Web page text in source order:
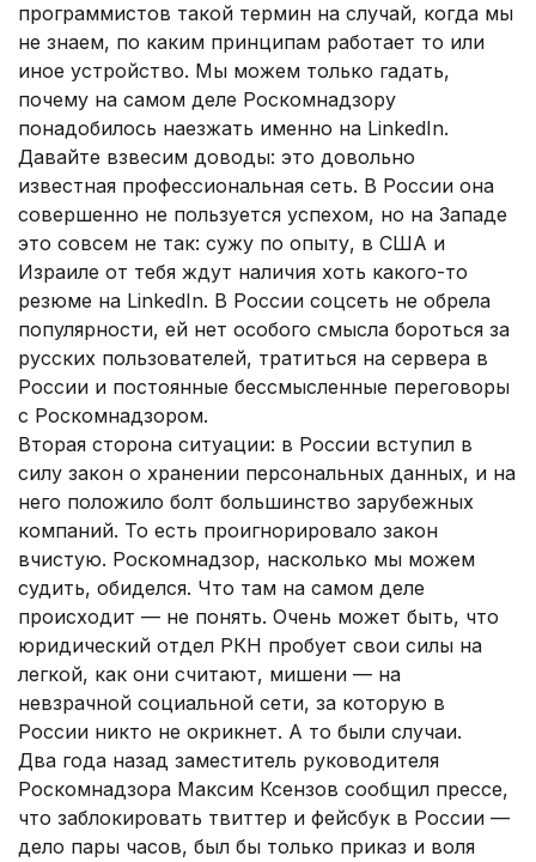
программистов такой термин на случай, когда мы
не знаем, по каким принципам работает то или
иное устройство. Мы можем только гадать,
почему на самом деле Роскомнадзору
понадобилось наезжать именно на LinkedIn.
Давайте взвесим доводы: это довольно
известная профессиональная сеть. В России она
совершенно не пользуется успехом, но на Западе
это совсем не так: сужу по опыту, в США и
Израиле от тебя ждут наличия хоть какого-то
резюме на LinkedIn. В России соцсеть не обрела
популярности, ей нет особого смысла бороться за
русских пользователей, тратиться на сервера в
России и постоянные бессмысленные переговоры
с Роскомнадзором.
Вторая сторона ситуации: в России вступил в
силу закон о хранении персональных данных, и на
него положило болт большинство зарубежных
компаний. То есть проигнорировало закон
вчистую. Роскомнадзор, насколько мы можем
судить, обиделся. Что там на самом деле
происходит — не понять. Очень может быть, что
юридический отдел РКН пробует свои силы на
легкой, как они считают, мишени — на
невзрачной социальной сети, за которую в
России никто не окрикнет. А то были случаи.
Два года назад заместитель руководителя
Роскомнадзора Максим Ксензов сообщил прессе,
что заблокировать твиттер и фейсбук в России —
дело пары часов, был бы только приказ и воля